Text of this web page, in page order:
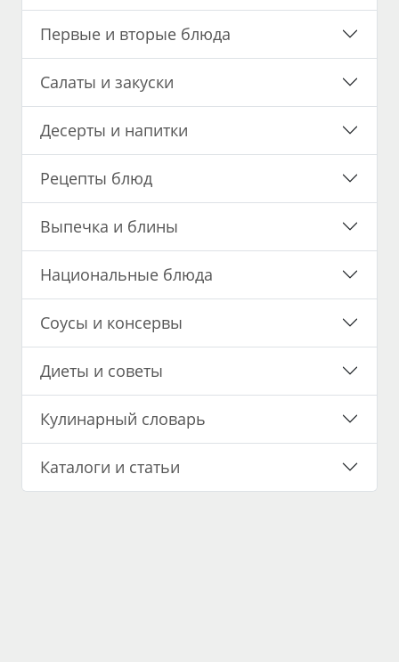
Первые и вторые блюда
Салаты и закуски
Десерты и напитки
Рецепты блюд
Выпечка и блины
Национальные блюда
Соусы и консервы
Диеты и советы
Кулинарный словарь
Каталоги и статьи